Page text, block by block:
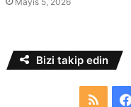
Bizi takip edin
RSS